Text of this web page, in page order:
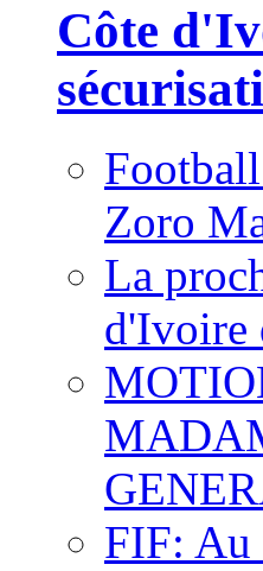
Côte
Zoro
La
d'Ivoire
FIF: Au